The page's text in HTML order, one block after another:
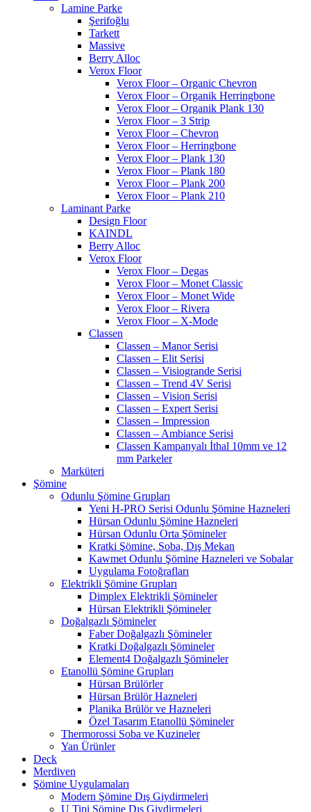
Lamine Parke
Şerifoğlu
Tarkett
Massive
Berry Alloc
Verox Floor
Verox Floor – Organic Chevron
Verox Floor – Organik Herringbone
Verox Floor – Organik Plank 130
Verox Floor – 3 Strip
Verox Floor – Chevron
Verox Floor – Herringbone
Verox Floor – Plank 130
Verox Floor – Plank 180
Verox Floor – Plank 200
Verox Floor – Plank 210
Laminant Parke
Design Floor
KAINDL
Berry Alloc
Verox Floor
Verox Floor – Degas
Verox Floor – Monet Classic
Verox Floor – Monet Wide
Verox Floor – Rivera
Verox Floor – X-Mode
Classen
Classen – Manor Serisi
Classen – Elit Serisi
Classen – Visiogrande Serisi
Classen – Trend 4V Serisi
Classen – Vision Serisi
Classen – Expert Serisi
Classen – Impression
Classen – Ambiance Serisi
Classen Kampanyalı İthal 10mm ve 12
mm Parkeler
Marküteri
Şömine
Odunlu Şömine Grupları
Yeni H-PRO Serisi Odunlu Şömine Hazneleri
Hürsan Odunlu Şömine Hazneleri
Hürsan Odunlu Orta Şömineler
Kratki Şömine, Soba, Dış Mekan
Kawmet Odunlu Şömine Hazneleri ve Sobalar
Uygulama Fotoğrafları
Elektrikli Şömine Grupları
Dimplex Elektrikli Şömineler
Hürsan Elektrikli Şömineler
Doğalgazlı Şömineler
Faber Doğalgazlı Şömineler
Kratki Doğalgazlı Şömineler
Element4 Doğalgazlı Şömineler
Etanollü Şömine Grupları
Hürsan Brülörler
Hürsan Brülör Hazneleri
Planika Brülör ve Hazneleri
Özel Tasarım Etanollü Şömineler
Thermorossi Soba ve Kuzineler
Yan Ürünler
Deck
Merdiven
Şömine Uygulamaları
Modern Şömine Dış Giydirmeleri
U Tipi Şömine Dış Giydirmeleri